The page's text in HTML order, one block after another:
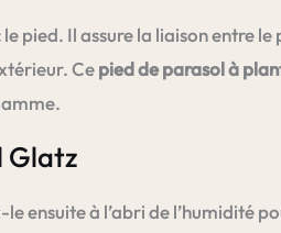
pied. Il assure la liaison entre
Cepied de parasol à
Glatz
ensuite à l’abri de l’humidité